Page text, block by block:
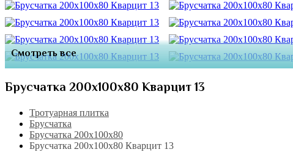
Смотреть все
Брусчатка 200х100х80 Кварцит 13
Тротуарная плитка
Брусчатка
Брусчатка 200х100х80
Брусчатка 200х100х80 Кварцит 13